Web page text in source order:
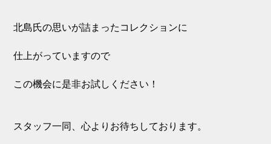
北島氏の思いが詰まったコレクションに
仕上がっていますので
この機会に是非お試しください！
スタッフ一同、心よりお待ちしております。